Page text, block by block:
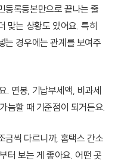
등록등본만으로 끝나는 줄
맞는 상황도 있어요. 특히
는 경우에는 관계를 보여주
. 연봉, 기납부세액, 비과세
늠할 때 기준점이 되거든요.
금씩 다르니까, 홈택스 간소
터 보는 게 좋아요. 어떤 곳